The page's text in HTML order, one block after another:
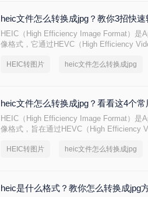
heic文件怎么转换成jpg？教你3招快速
HEIC（High Efficiency Image Format）是
像格式，它通过HEVC（High Efficiency
Windows和Android平台上
HEIC转图片 heic文件怎么转换成jpg
heic文件怎么转换成jpg？看看这4个常
HEIC（High Efficiency Image Format）是
像格式，旨在通过HEVC（High Efficiency
种格式的图片。因此，将HEIC文件转换成
HEIC转图片 heic文件怎么转换成jpg
heic是什么格式？教你怎么转换成jpg